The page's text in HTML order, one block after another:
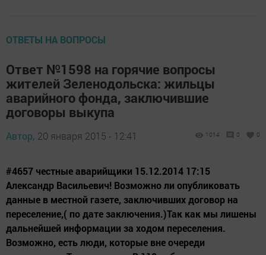
ОТВЕТЫ НА ВОПРОСЫ
Ответ №1598 на горячие вопросы
жителей Зеленодольска: жильцы
аварийного фонда, заключившие
договоры выкупа
Автор, 20 января 2015 - 12:41 1014 0 0
#4657 честные аварийщики 15.12.2014 17:15
Александр Васильевич! Возможно ли опубликовать
данные в местной газете, заключивших договор на
переселение,( по дате заключения.)Так как мы лишены
дальнейшей информации за ходом переселения.
Возможно, есть люди, которые вне очереди